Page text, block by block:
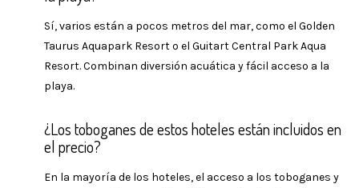
Sí, varios están a pocos metros del mar, como el Golden
Taurus Aquapark Resort o el Guitart Central Park Aqua
Resort. Combinan diversión acuática y fácil acceso a la
playa.
¿Los toboganes de estos hoteles están incluidos en
el precio?
En la mayoría de los hoteles, el acceso a los toboganes y